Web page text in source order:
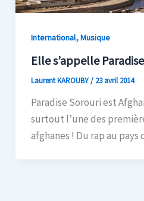
International,Musique
Elle s’appelle
Laurent KAROUBY/ 23 avril 2014
Paradise Sorouri est
surtout l’une des
afghanes ! Du rap au